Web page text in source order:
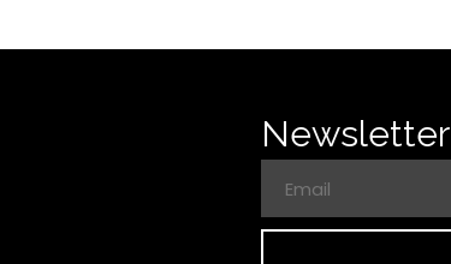
Newsletter